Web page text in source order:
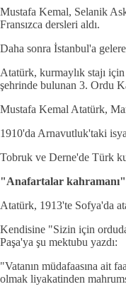
Mustafa Kemal, Selanik
Fransızca dersleri aldı.
Daha sonra İstanbul'a
Atatürk, kurmaylık stajı
şehrinde bulunan 3. Ordu
Mustafa Kemal Atatürk,
1910'da Arnavutluk'taki
Tobruk ve Derne'de Türk
"Anafartalar kahramanı"
Atatürk, 1913'te Sofya'da
Kendisine "Sizin için
Paşa'ya şu mektubu yazdı:
"Vatanın müdafaasına ait
olmak liyakatinden